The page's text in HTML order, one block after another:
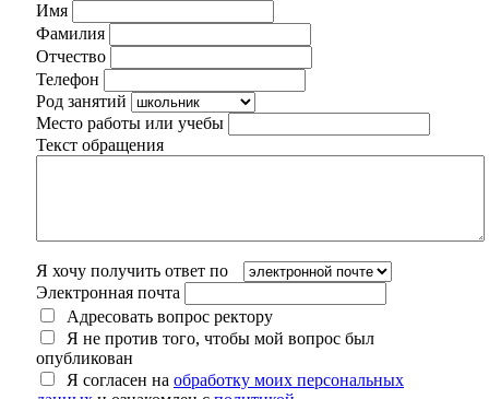
Имя
Фамилия
Отчество
Телефон
Род занятий
Место работы или учебы
Текст обращения
Я хочу получить ответ по
Электронная почта
Адресовать вопрос ректору
Я не против того, чтобы мой вопрос был
опубликован
Я согласен на обработку моих персональных